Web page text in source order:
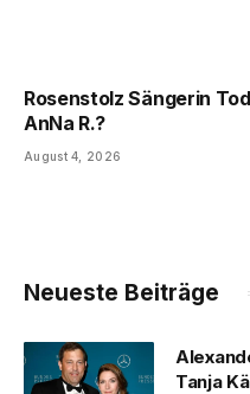
Rosenstolz Sängerin
AnNa R.?
August 4, 2026
Neueste Beiträge
Tanja